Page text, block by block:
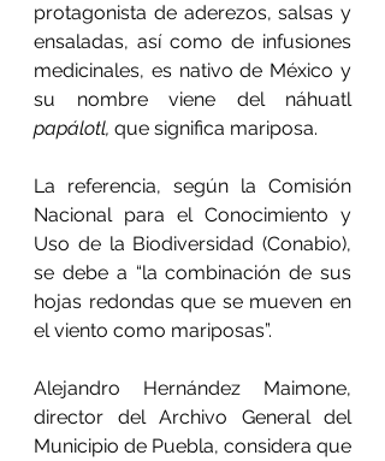
protagonista de aderezos, salsas y
ensaladas, así como de infusiones
medicinales, es nativo de México y
su nombre viene del náhuatl
papálotl, que significa mariposa.
La referencia, según la Comisión
Nacional para el Conocimiento y
Uso de la Biodiversidad (Conabio),
se debe a “la combinación de sus
hojas redondas que se mueven en
el viento como mariposas”.
Alejandro Hernández Maimone,
director del Archivo General del
Municipio de Puebla, considera que